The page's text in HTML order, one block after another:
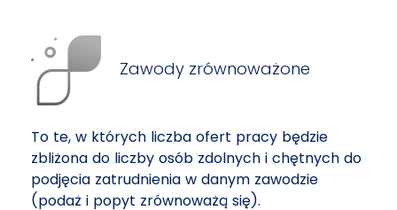
Zawody zrównoważone
To te, w których liczba ofert pracy będzie
zbliżona do liczby osób zdolnych i chętnych do
podjęcia zatrudnienia w danym zawodzie
(podaż i popyt zrównoważą się).